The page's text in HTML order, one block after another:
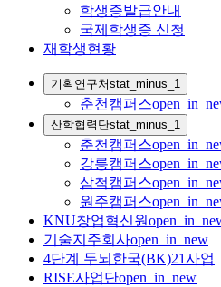
학생증발급안내
국제학생증 신청
재학생현황
기획연구처stat_minus_1
춘천캠퍼스
산학협력단stat_minus_1
춘천캠퍼스
강릉캠퍼스
삼척캠퍼스
원주캠퍼스
KNU창업혁신원
기술지주회사open_in_new
4단계 두뇌한국(BK)21사업
RISE사업단open_in_new